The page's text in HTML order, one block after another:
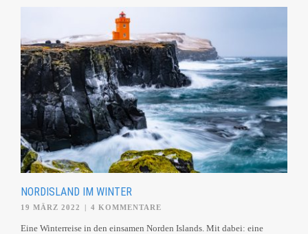
NORDISLAND IM WINTER
19 MÄRZ 2022 4 KOMMENTARE
Eine Winterreise in den einsamen Norden Islands. Mit dabei: eine